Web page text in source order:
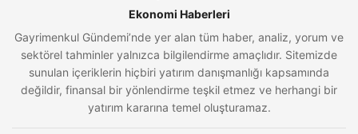
Ekonomi Haberleri
Gayrimenkul Gündemi’nde yer alan tüm haber, analiz, yorum ve
sektörel tahminler yalnızca bilgilendirme amaçlıdır. Sitemizde
sunulan içeriklerin hiçbiri yatırım danışmanlığı kapsamında
değildir, finansal bir yönlendirme teşkil etmez ve herhangi bir
yatırım kararına temel oluşturamaz.